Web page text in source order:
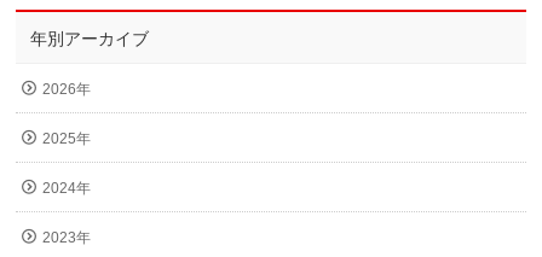
年別アーカイブ
2026年
2025年
2024年
2023年